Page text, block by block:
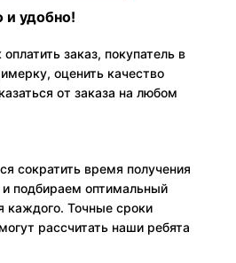
и удобно!
заказ, покупатель в
оценить качество
от заказа на любом
сократить время получения
и подбираем оптимальный
каждого. Точные сроки
рассчитать наши ребята